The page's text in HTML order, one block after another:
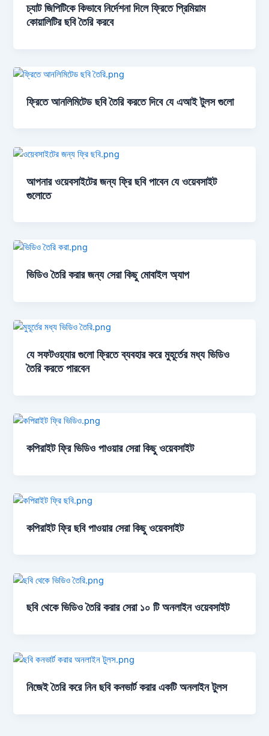
চ্যাট জিপিটিকে কিভাবে নির্দেশনা দিলে ফ্রিতে প্রিমিয়াম
কোয়ালিটির ছবি তৈরি করবে
ফ্রিতে আনলিমিটেড ছবি তৈরি করতে দিবে যে এআই টুলস গুলো
আপনার ওয়েবসাইটের জন্য ফ্রি ছবি পাবেন যে ওয়েবসাইট
গুলোতে
ভিডিও তৈরি করার জন্য সেরা কিছু মোবাইল অ্যাপ
যে সফটওয়্যার গুলো ফ্রিতে ব্যবহার করে মুহূর্তের মধ্য ভিডিও
তৈরি করতে পারবেন
কপিরাইট ফ্রি ভিডিও পাওয়ার সেরা কিছু ওয়েবসাইট
কপিরাইট ফ্রি ছবি পাওয়ার সেরা কিছু ওয়েবসাইট
ছবি থেকে ভিডিও তৈরি করার সেরা ১০ টি অনলাইন ওয়েবসাইট
নিজেই তৈরি করে নিন ছবি কনভার্ট করার একটি অনলাইন টুলস